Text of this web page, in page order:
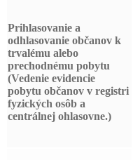
Prihlasovanie a
odhlasovanie občanov k
trvalému alebo
prechodnému pobytu
(Vedenie evidencie
pobytu občanov v registri
fyzických osôb a
centrálnej ohlasovne.)